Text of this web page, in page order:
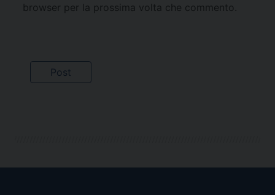
browser per la prossima volta che commento.